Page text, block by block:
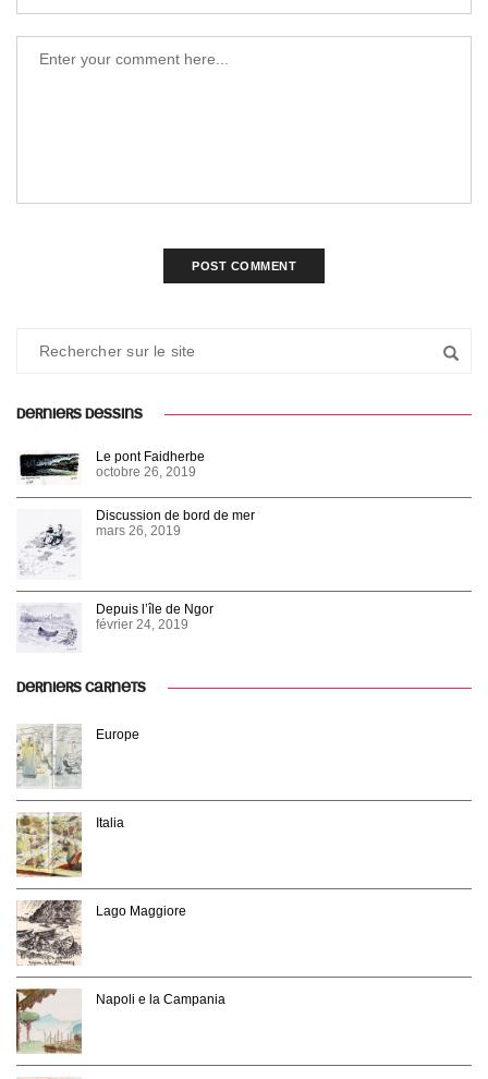
DERNIERS DESSINS
Le pont Faidherbe
octobre 26, 2019
Discussion de bord de mer
mars 26, 2019
Depuis l’île de Ngor
février 24, 2019
DERNIERS CARNETS
Europe
Italia
Lago Maggiore
Napoli e la Campania